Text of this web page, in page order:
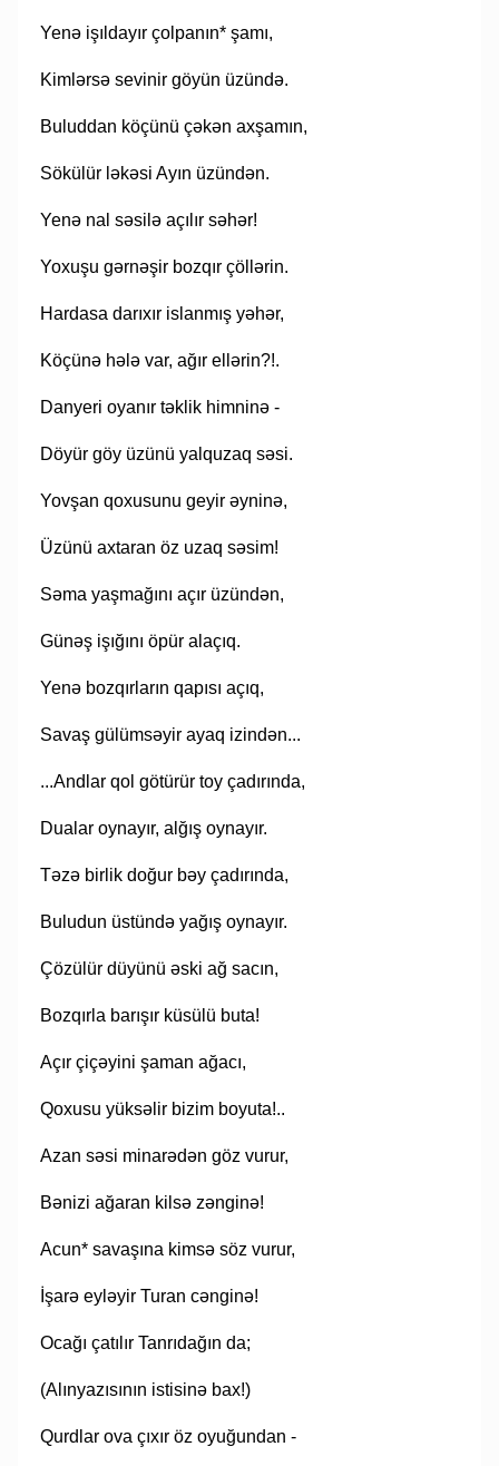
Yenə işıldayır çolpanın* şamı,
Kimlərsə sevinir göyün üzündə.
Buluddan köçünü çəkən axşamın,
Sökülür ləkəsi Ayın üzündən.
Yenə nal səsilə açılır səhər!
Yoxuşu gərnəşir bozqır çöllərin.
Hardasa darıxır islanmış yəhər,
Köçünə hələ var, ağır ellərin?!.
Danyeri oyanır təklik himninə -
Döyür göy üzünü yalquzaq səsi.
Yovşan qoxusunu geyir əyninə,
Üzünü axtaran öz uzaq səsim!
Səma yaşmağını açır üzündən,
Günəş işığını öpür alaçıq.
Yenə bozqırların qapısı açıq,
Savaş gülümsəyir ayaq izindən...
...Andlar qol götürür toy çadırında,
Dualar oynayır, alğış oynayır.
Təzə birlik doğur bəy çadırında,
Buludun üstündə yağış oynayır.
Çözülür düyünü əski ağ sacın,
Bozqırla barışır küsülü buta!
Açır çiçəyini şaman ağacı,
Qoxusu yüksəlir bizim boyuta!..
Azan səsi minarədən göz vurur,
Bənizi ağaran kilsə zənginə!
Acun* savaşına kimsə söz vurur,
İşarə eyləyir Turan cənginə!
Ocağı çatılır Tanrıdağın da;
(Alınyazısının istisinə bax!)
Qurdlar ova çıxır öz oyuğundan -